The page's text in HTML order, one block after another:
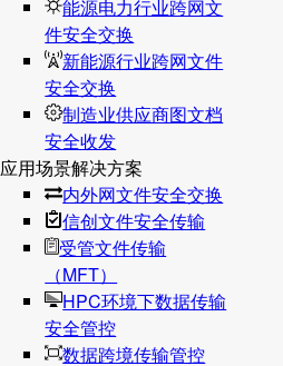
能源电力行业跨网文
件安全交换
新能源行业跨网文件
安全交换
制造业供应商图文档
安全收发
应用场景解决方案
内外网文件安全交换
信创文件安全传输
受管文件传输
（MFT）
HPC环境下数据传输
安全管控
数据跨境传输管控